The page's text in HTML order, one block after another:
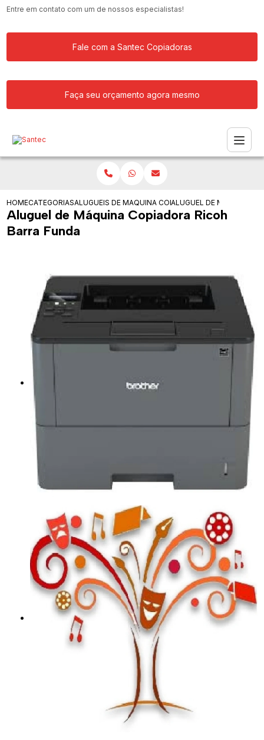
Entre em contato com um de nossos especialistas!
Fale com a Santec Copiadoras
Faça seu orçamento agora mesmo
HOMECATEGORIASALUGUEIS DE COPIADORASMAQUINA COPIADORA PARA ALUGAR
ALUGUEL DE MAQUINA
Aluguel de Máquina Copiadora Ricoh
Barra Funda